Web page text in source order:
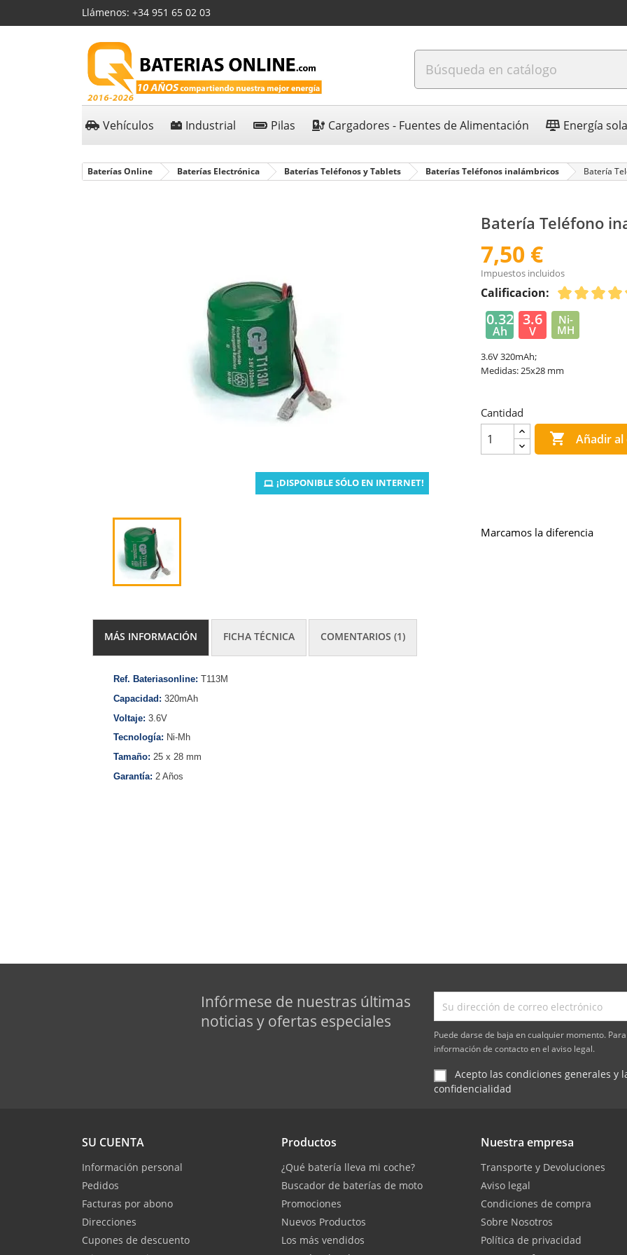
Llámenos: +34 951 65 02 03
Vehículos Industrial Pilas Cargadores - Fuentes de Alimentación Energía
Baterías Online Baterías Electrónica Baterías Teléfonos y Tablets Baterías Teléfonos inalámbricos Batería
¡DISPONIBLE SÓLO EN INTERNET!
Batería Teléfono
7,50 €
Impuestos incluidos
Calificacion:
0.32
Ah
3.6
V
Ni-
MH
3.6V 320mAh;
Medidas: 25x28 mm
Cantidad
 Añadir
Marcamos la diferencia
MÁS INFORMACIÓN FICHA TÉCNICA COMENTARIOS (1)
Ref. Bateriasonline: T113M
Capacidad: 320mAh
Voltaje: 3.6V
Tecnología: Ni-Mh
Tamaño: 25 x 28 mm
Garantía: 2 Años
Infórmese de nuestras últimas
noticias y ofertas especiales
Puede darse de baja en cualquier momento.
información de contacto en el aviso legal.
Acepto las condiciones generales y
confidencialidad
SU CUENTA
Información personal
Pedidos
Facturas por abono
Direcciones
Cupones de descuento
Productos
¿Qué batería lleva mi coche?
Buscador de baterías de moto
Promociones
Nuevos Productos
Los más vendidos
Nuestra empresa
Transporte y Devoluciones
Aviso legal
Condiciones de compra
Sobre Nosotros
Política de privacidad